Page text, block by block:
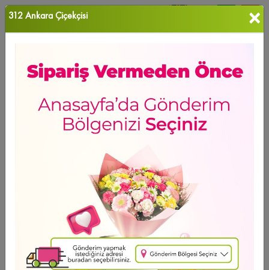
Ana Sayfa ANKARA ÇİÇEK Yukarı Yurtçu Çiçekçi
Sıralama
Yukarı Yurtçu Çiçekçi
Ücretsiz Teslimat
Peony Bouquet
13.361,14 TL
2 - 4 - 6 Taksit Se?enei
312 Ankara Çiçekçisi ×